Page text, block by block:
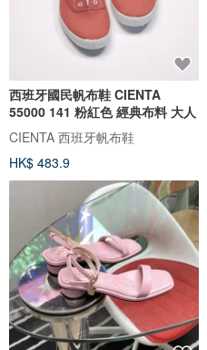
西班牙國民帆布鞋 CIENTA
55000 141 粉紅色 經典布料 大人
CIENTA 西班牙帆布鞋
HK$ 483.9